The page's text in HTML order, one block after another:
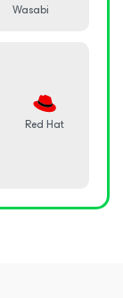
Wasabi
Red Hat